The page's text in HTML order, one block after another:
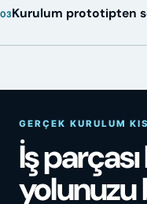
03Kurulum prototipten
GERÇEK KURULUM
İş
yolunuzu